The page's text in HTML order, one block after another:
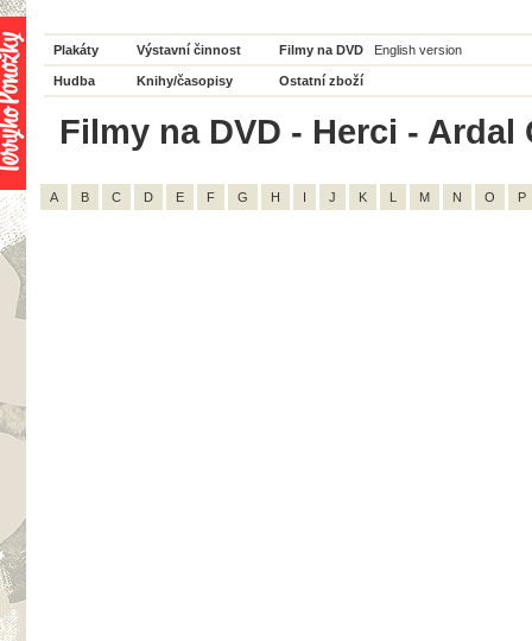
Plakáty Výstavní činnost Filmy na DVD English version
Hudba Knihy/časopisy Ostatní zboží
Filmy na DVD - Herci -
A B C D E F G H I J K L M N O P